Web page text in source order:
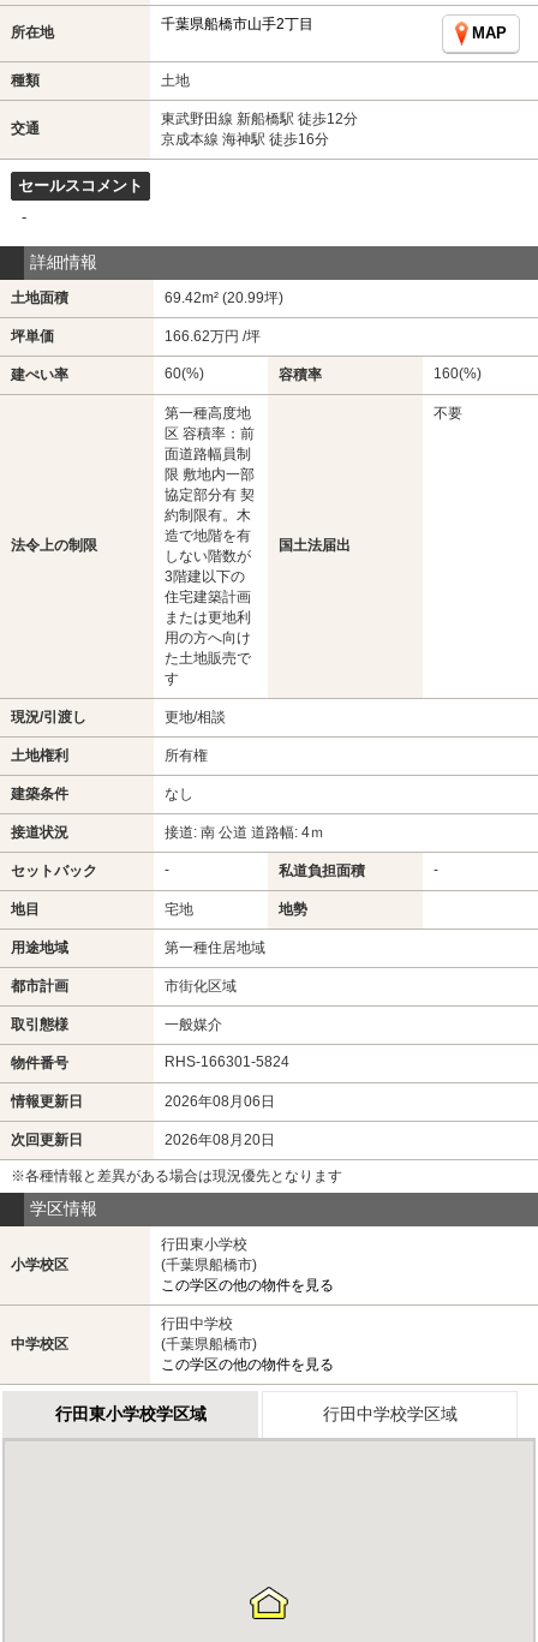
所在地 千葉県船橋市山手2丁目
MAP
種類 土地
交通
東武野田線 新船橋駅 徒歩12分
京成本線 海神駅 徒歩16分
セールスコメント
-
詳細情報
土地面積 69.42m² (20.99坪)
坪単価 166.62万円 /坪
建ぺい率 60(%) 容積率 160(%)
法令上の制限
第一種高度地
区 容積率：前
面道路幅員制
限 敷地内一部
協定部分有 契
約制限有。木
造で地階を有
しない階数が
3階建以下の
住宅建築計画
または更地利
用の方へ向け
た土地販売で
す
国土法届出
不要
現況/引渡し 更地/相談
土地権利 所有権
建築条件 なし
接道状況 接道: 南 公道 道路幅: 4ｍ
セットバック - 私道負担面積 -
地目 宅地 地勢
用途地域 第一種住居地域
都市計画 市街化区域
取引態様 一般媒介
物件番号 RHS-166301-5824
情報更新日 2026年08月06日
次回更新日 2026年08月20日
※各種情報と差異がある場合は現況優先となります
学区情報
小学校区
行田東小学校
(千葉県船橋市)
この学区の他の物件を見る
中学校区
行田中学校
(千葉県船橋市)
この学区の他の物件を見る
行田東小学校学区域 行田中学校学区域